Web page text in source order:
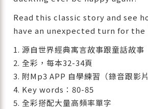
Read this classic story and see
have an unexpected turn for
1. 源自世界經典寓言故事跟童話故事
2. 全彩，每本32-34頁
3. 附Mp3 APP 自學練習（錄音跟影片
4. Key words：80-85
5. 全彩搭配大量高頻率單字